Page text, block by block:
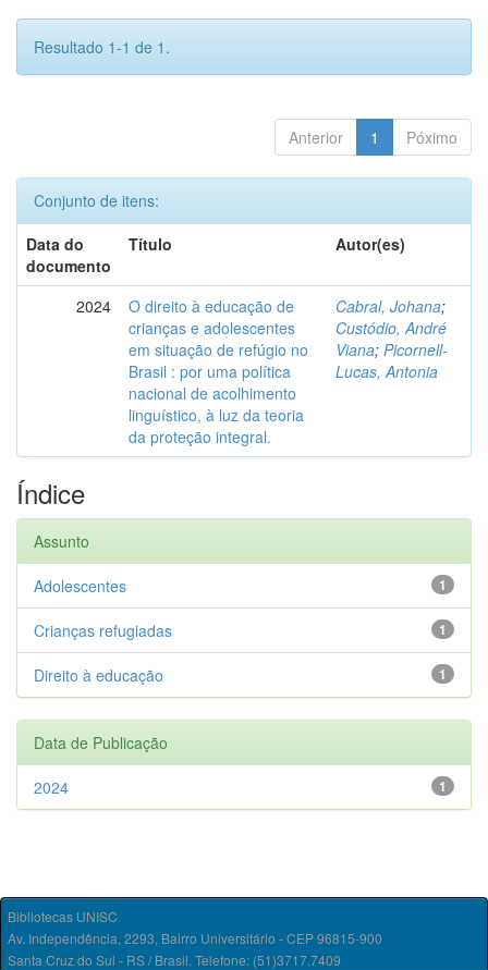
Resultado 1-1 de 1.
Anterior 1 Póximo
Conjunto de itens:
Data do
documento
Título Autor(es)
2024
O direito à educação de
crianças e adolescentes
em situação de refúgio no
Brasil : por uma política
nacional de acolhimento
linguístico, à luz da teoria
da proteção integral.
Cabral, Johana;
Custódio, André
Viana; Picornell-
Lucas, Antonia
Índice
Assunto
1
Adolescentes
1
Crianças refugiadas
1
Direito à educação
Data de Publicação
1
2024
Bibliotecas UNISC
Av. Independência, 2293, Bairro Universitário - CEP 96815-900
Santa Cruz do Sul - RS / Brasil. Telefone: (51)3717.7409